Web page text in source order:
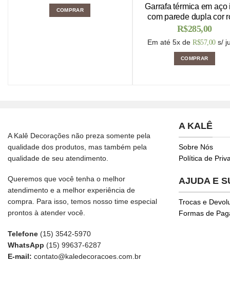
COMPRAR
Garrafa térmica em aço
com parede dupla cor
R$285,00
Em até 5x de R$57,00 s/
COMPRAR
A Kalê Decorações não preza somente pela
qualidade dos produtos, mas também pela
qualidade de seu atendimento.
Queremos que você tenha o melhor
atendimento e a melhor experiência de
compra. Para isso, temos nosso time especial
prontos à atender você.
Telefone (15) 3542-5970
WhatsApp (15) 99637-6287
E-mail: contato@kaledecoracoes.com.br
A KALÊ
Sobre Nós
Política de
AJUDA E
Trocas e
Formas de